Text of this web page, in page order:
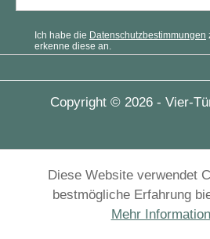
Ich habe die Datenschutzbestimmungen
erkenne diese an.
Copyright © 2026 - Vier-
Diese Website verwendet
bestmögliche Erfahrung
Mehr